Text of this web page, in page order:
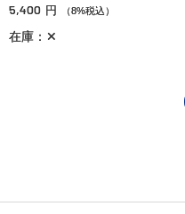
5,400 円 （8%税込）
在庫：✕